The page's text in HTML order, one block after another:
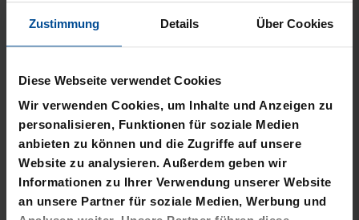
Zustimmung Details Über Cookies
Diese Webseite verwendet Cookies
Wir verwenden Cookies, um Inhalte und Anzeigen zu
personalisieren, Funktionen für soziale Medien
anbieten zu können und die Zugriffe auf unsere
Website zu analysieren. Außerdem geben wir
Informationen zu Ihrer Verwendung unserer Website
an unsere Partner für soziale Medien, Werbung und
to
the
the
images
MATCHWORNTRIKOT FÖRSTER HANNOVER
Inkl. Mwst. und zzgl. Versandkosten
Derzeit nicht verfügbar · Benachrichtige mich
Produktinformationen
Größe & Passform